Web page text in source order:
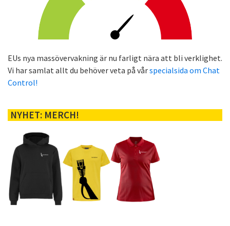
EUs nya massövervakning är nu farligt nära att bli verklighet.
Vi har samlat allt du behöver veta på vårspecialsida om Chat
Control!
NYHET: MERCH!